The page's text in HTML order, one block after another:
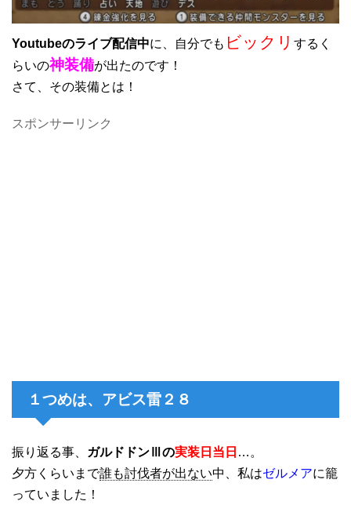
Youtubeのライブ配信中に、自分でも ビックリ するく
らいの神装備が出たのです！
さて、その装備とは！
スポンサーリンク
１つめは、アビス雷２８
振り返る事、 ガルドドンⅢの実装日当日 …。
夕方くらいまで誰も討伐者が出ない中、私はゼルメアに籠
っていました！